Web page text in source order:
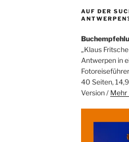
AUF DER
„Klaus
Antwerpen in
40 Seiten,
Version /